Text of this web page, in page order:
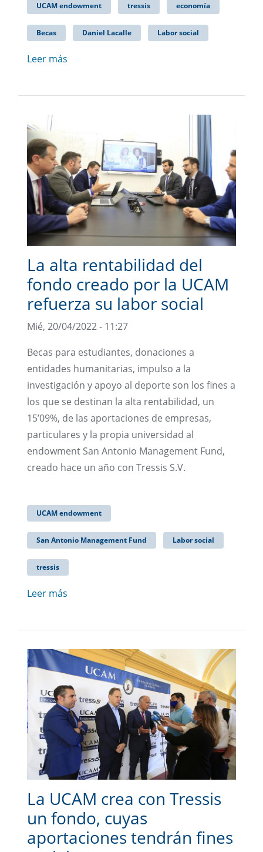
UCAM endowment tressis economía
Becas Daniel Lacalle Labor social
Leer más
La alta rentabilidad del
fondo creado por la UCAM
refuerza su labor social
Mié, 20/04/2022 - 11:27
Becas para estudiantes, donaciones a
entidades humanitarias, impulso a la
investigación y apoyo al deporte son los fines a
los que se destinan la alta rentabilidad, un
15’09%, de las aportaciones de empresas,
particulares y la propia universidad al
endowment San Antonio Management Fund,
creado hace un año con Tressis S.V.
UCAM endowment
San Antonio Management Fund Labor social
tressis
Leer más
La UCAM crea con Tressis
un fondo, cuyas
aportaciones tendrán fines